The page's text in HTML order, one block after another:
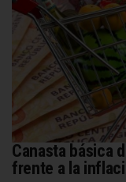
Canasta básica
frente a la